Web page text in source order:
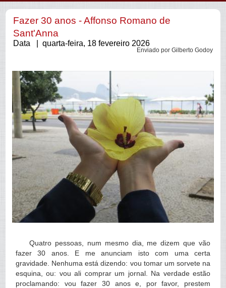
Fazer 30 anos - Affonso Romano de
Sant'Anna
Data | quarta-feira, 18 fevereiro 2026
Enviado por Gilberto Godoy
Quatro pessoas, num mesmo dia, me dizem que vão
fazer 30 anos. E me anunciam isto com uma certa
gravidade. Nenhuma está dizendo: vou tomar um sorvete na
esquina, ou: vou ali comprar um jornal. Na verdade estão
proclamando: vou fazer 30 anos e, por favor, prestem